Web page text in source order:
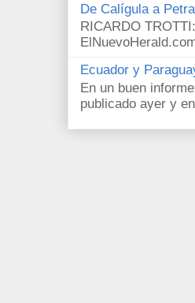
De Calígula a
RICARDO
Ecuador y
En un buen
publicado ayer y